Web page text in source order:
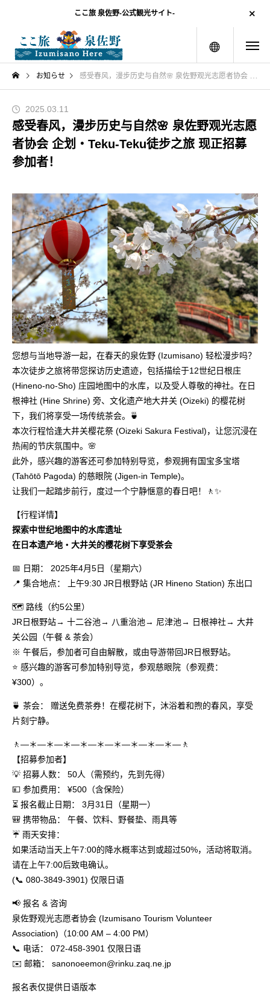
ここ旅 泉佐野-公式観光サイト-
menu
お知らせ 感受春风，漫步历史与自然🌸 泉佐野观光志愿者协会 企划・Teku-Teku徒步之旅 现正招募参加者！
感受春风，漫步历史与自然🌸 泉佐野观光志愿
者协会 企划・Teku-Teku徒步之旅 现正招募
参加者！
2025.03.11
您想与当地导游一起，在春天的泉佐野 (Izumisano) 轻松漫步吗？
本次徒步之旅将带您探访历史遗迹，包括描绘于12世纪日根庄
(Hineno-no-Sho) 庄园地图中的水库，以及受人尊敬的神社。在日
根神社 (Hine Shrine) 旁、文化遗产地大井关 (Oizeki) 的樱花树
下，我们将享受一场传统茶会。🍵
本次行程恰逢大井关樱花祭 (Oizeki Sakura Festival)，让您沉浸在
热闹的节庆氛围中。🌸
此外，感兴趣的游客还可参加特别导览，参观拥有国宝多宝塔
(Tahōtō Pagoda) 的慈眼院 (Jigen-in Temple)。
让我们一起踏步前行，度过一个宁静惬意的春日吧！🚶✨
【行程详情】
探索中世纪地图中的水库遗址
在日本遗产地・大井关的樱花树下享受茶会
📅 日期： 2025年4月5日（星期六）
📍 集合地点： 上午9:30 JR日根野站 (JR Hineno Station) 东出口
🗺️ 路线（约5公里）
JR日根野站→ 十二谷池→ 八重治池→ 尼津池→ 日根神社→ 大井
关公园（午餐 & 茶会）
※ 午餐后，参加者可自由解散，或由导游带回JR日根野站。
⭐ 感兴趣的游客可参加特别导览，参观慈眼院（参观费：
¥300）。
🍵 茶会： 赠送免费茶券！在樱花树下，沐浴着和煦的春风，享受
片刻宁静。
🚶―＊―＊―＊―＊―＊―＊―＊―＊―＊―🚶
【招募参加者】
💡 招募人数： 50人（需预约，先到先得）
💴 参加费用： ¥500（含保险）
⏳ 报名截止日期： 3月31日（星期一）
🎒 携带物品： 午餐、饮料、野餐垫、雨具等
☔ 雨天安排：
如果活动当天上午7:00的降水概率达到或超过50%，活动将取消。
请在上午7:00后致电确认。
(📞 080-3849-3901) 仅限日语
📢 报名 & 咨询
泉佐野观光志愿者协会 (Izumisano Tourism Volunteer
Association)（10:00 AM – 4:00 PM）
📞 电话： 072-458-3901 仅限日语
✉️ 邮箱： sanonoeemon@rinku.zaq.ne.jp
报名表仅提供日语版本